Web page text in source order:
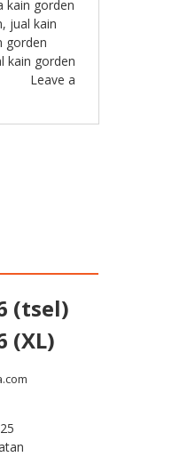
kain gorden
, jual kain
gorden
kain gorden
Leave a
(tsel)
(XL)